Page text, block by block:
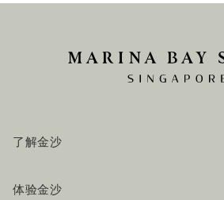
了解金沙
工作机会
体验金沙